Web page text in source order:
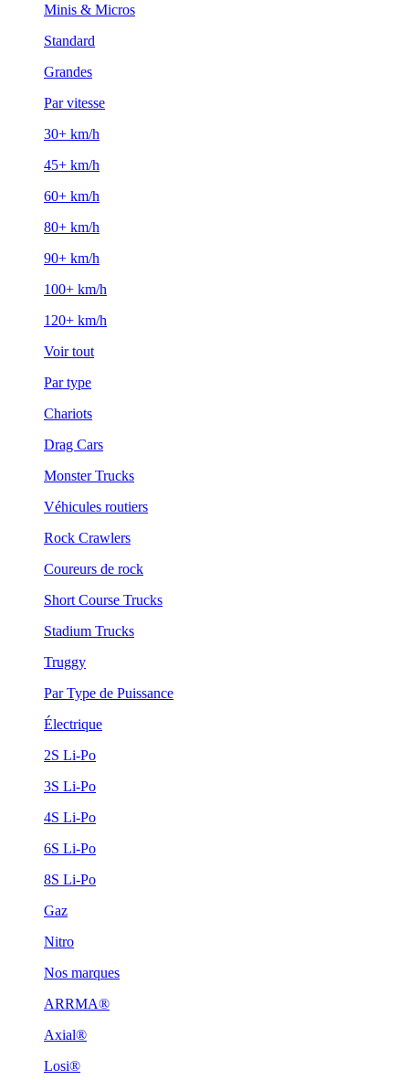
Minis & Micros
Standard
Grandes
Par vitesse
30+ km/h
45+ km/h
60+ km/h
80+ km/h
90+ km/h
100+ km/h
120+ km/h
Voir tout
Par type
Chariots
Drag Cars
Monster Trucks
Véhicules routiers
Rock Crawlers
Coureurs de rock
Short Course Trucks
Stadium Trucks
Truggy
Par Type de Puissance
Électrique
2S Li-Po
3S Li-Po
4S Li-Po
6S Li-Po
8S Li-Po
Gaz
Nitro
Nos marques
ARRMA®
Axial®
Losi®